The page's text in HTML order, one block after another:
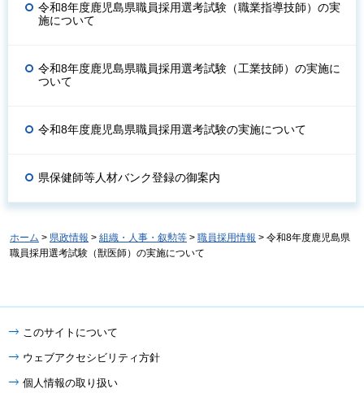
令和8年度鹿児島県職員採用選考試験（職業指導技師）の実
施について
令和8年度鹿児島県職員採用選考試験（工業技師）の実施に
ついて
令和8年度鹿児島県職員採用選考試験の実施について
県保健師等人材バンク登録の御案内
ホーム > 県政情報 > 組織・人事・叙勲等 > 職員採用情報 > 令和8年度鹿児島県
職員採用選考試験（獣医師）の実施について
このサイトについて
ウェブアクセシビリティ方針
個人情報の取り扱い